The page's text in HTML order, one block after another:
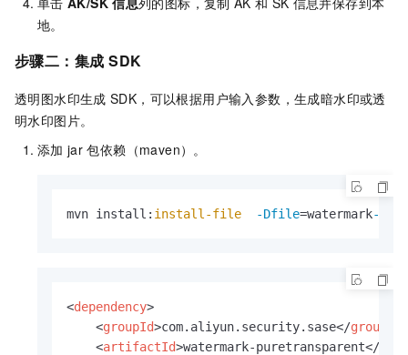
地。
步骤二：集成 SDK
透明图水印生成 SDK，可以根据用户输入参数，生成暗水印或透
明水印图片。
添加 jar 包依赖（maven）。
mvn install: install-file -Dfile=watermark-
<dependency>
<groupId>com.aliyun.security.sase</groupId
<artifactId>watermark-puretransparent</